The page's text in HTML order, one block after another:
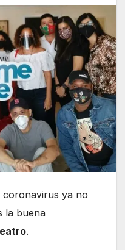
coronavirus ya no
la buena
.